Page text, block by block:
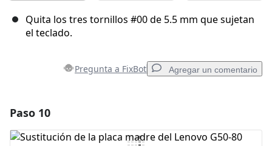
Quita los tres tornillos #00 de 5.5 mm que sujetan
el teclado.
Pregunta a FixBot Agregar un comentario
Paso 10